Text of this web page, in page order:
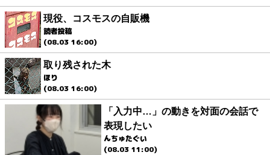
現役、コスモスの自販機
読者投稿
(08.03 16:00)
取り残された木
ほり
(08.03 16:00)
「入力中…」の動きを対面の会話で
表現したい
んちゅたぐい
(08.03 11:00)